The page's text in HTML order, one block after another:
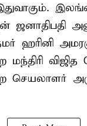
ஜனாதிபதி
ஹரினி
மந்திரி
செயலாளர்